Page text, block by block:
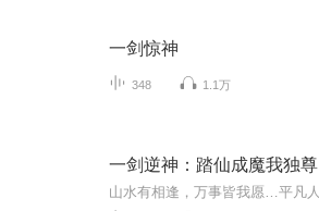
一剑惊神
348 1.1万
一剑逆神：踏仙成魔我独尊